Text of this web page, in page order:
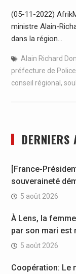
(05-11-2022)
ministre Alain-
dans la région…
Alain Richard
préfecture de Police
conseil régional ,
DERNIERS
[France-
souveraineté
5 août 2026
À Lens, la
par son mari est
5 août 2026
Coopération: Le